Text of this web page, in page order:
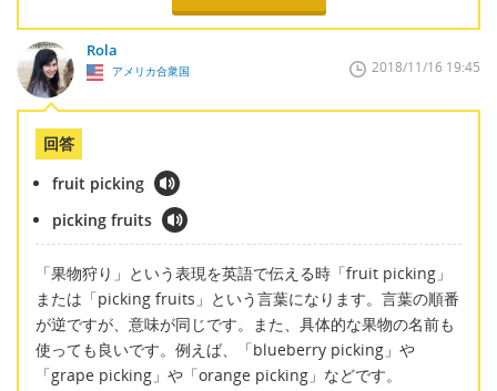
Rola
アメリカ合衆国 2018/11/16 19:45
回答
fruit picking
picking fruits
「果物狩り」という表現を英語で伝える時「fruit picking」
または「picking fruits」という言葉になります。言葉の順番
が逆ですが、意味が同じです。また、具体的な果物の名前も
使っても良いです。例えば、「blueberry picking」や
「grape picking」や「orange picking」などです。